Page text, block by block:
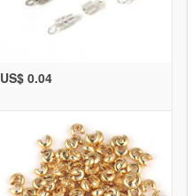
US$ 0.04